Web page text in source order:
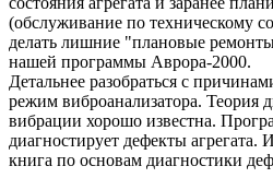
(обслуживание по техническому
делать лишние "плановые
нашей программы Аврора-2000.
Детальнее разобраться с
режим виброанализатора. Теория
вибрации хорошо известна.
диагностирует дефекты агрегата.
книга по основам диагностики